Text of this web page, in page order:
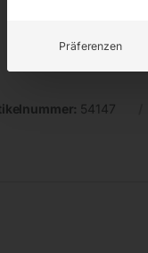
54147
Präferenzen